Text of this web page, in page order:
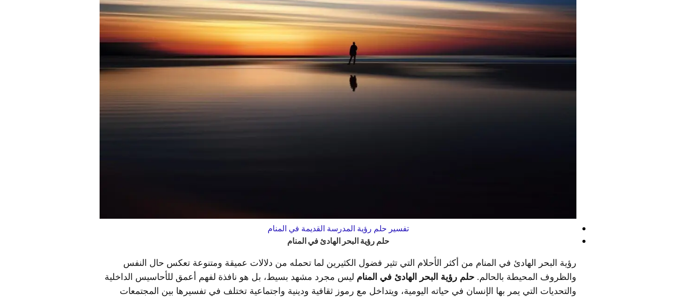
تفسير حلم رؤية المدرسة القديمة في المنام
حلم رؤية البحر الهادئ في المنام
رؤية البحر الهادئ في المنام من أكثر الأحلام التي تثير فضول الكثيرين لما تحمله من دلالات عميقة ومتنوعة تعكس حال النفس
والظروف المحيطة بالحالم. حلم رؤية البحر الهادئ في المنام ليس مجرد مشهد بسيط، بل هو نافذة لفهم أعمق للأحاسيس الداخلية
والتحديات التي يمر بها الإنسان في حياته اليومية، ويتداخل مع رموز ثقافية ودينية واجتماعية تختلف في تفسيرها بين المجتمعات